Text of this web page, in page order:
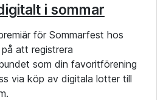
i sommar
för Sommarfest hos
att registrera
som din favoritförening
via köp av digitala lotter till